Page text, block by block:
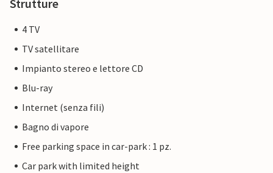
appartamenti. L'arredamento è paragonabile, ma non
necessariamente identico al 100%.
Altri appartamenti in questa villa sulle dune: DTR093-097.
Strutture
4 TV
TV satellitare
Impianto stereo e lettore CD
Blu-ray
Internet (senza fili)
Bagno di vapore
Free parking space in car-park : 1 pz.
Car park with limited height